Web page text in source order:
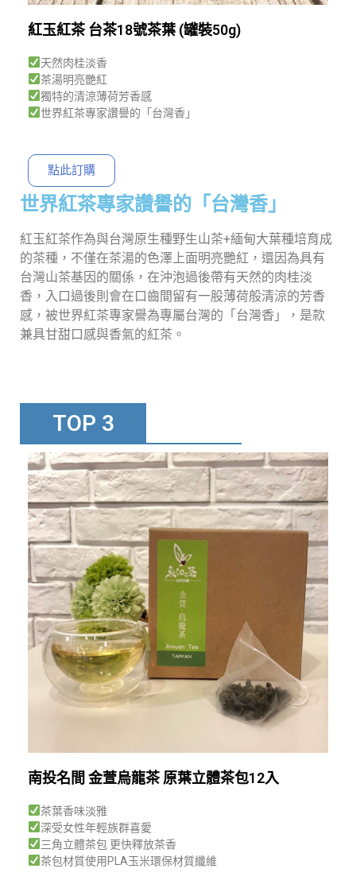
紅玉紅茶 台茶18號茶葉 (罐裝50g)
天然肉桂淡香
茶湯明亮艷紅
獨特的清涼薄荷芳香感
世界紅茶專家讚譽的「台灣香」
點此訂購
世界紅茶專家讚譽的「台灣香」
紅玉紅茶作為與台灣原生種野生山茶+緬甸大葉種培育成
的茶種，不僅在茶湯的色澤上面明亮艷紅，還因為具有
台灣山茶基因的關係，在沖泡過後帶有天然的肉桂淡
香，入口過後則會在口齒間留有一股薄荷般清涼的芳香
感，被世界紅茶專家譽為專屬台灣的「台灣香」，是款
兼具甘甜口感與香氣的紅茶。
TOP 3
南投名間 金萱烏龍茶 原葉立體茶包12入
茶葉香味淡雅
深受女性年輕族群喜愛
三角立體茶包 更快釋放茶香
茶包材質使用PLA玉米環保材質纖維